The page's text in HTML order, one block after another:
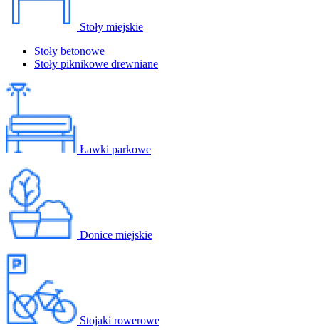
Stoły miejskie
Stoły betonowe
Stoły piknikowe drewniane
Ławki parkowe
Donice miejskie
Stojaki rowerowe